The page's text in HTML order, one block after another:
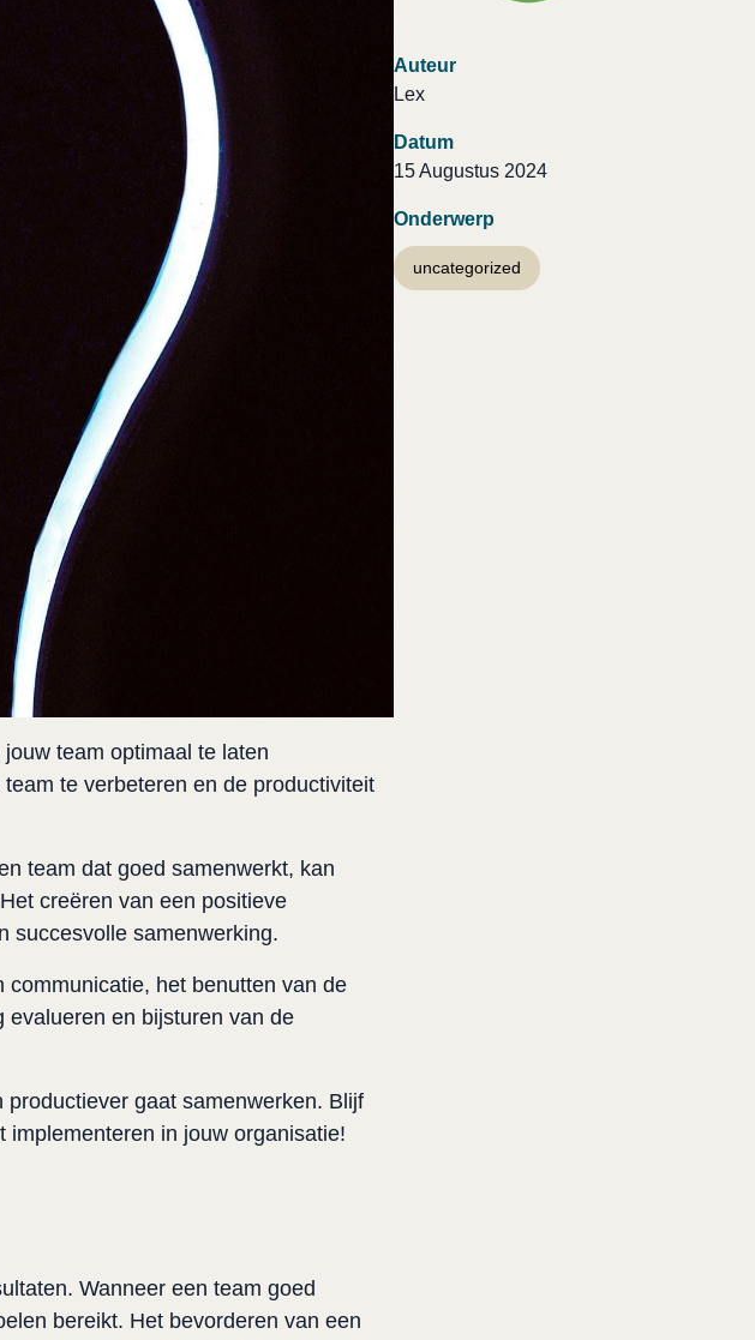
team optimaal te laten
te verbeteren en de productiviteit
team dat goed samenwerkt, kan
creëren van een positieve
succesvolle samenwerking.
het benutten van de
evalueren en bijsturen van de
gaat samenwerken. Blijf
in jouw organisatie!
Wanneer een team goed
bereikt. Het bevorderen van een
Auteur
Lex
Datum
15 Augustus 2024
Onderwerp
uncategorized